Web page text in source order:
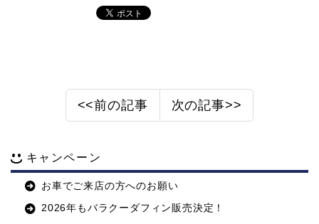
<<前の記事 次の記事>>
キャンペーン
お車でご来店の方へのお願い
2026年もバラクーダフィン販売決定！